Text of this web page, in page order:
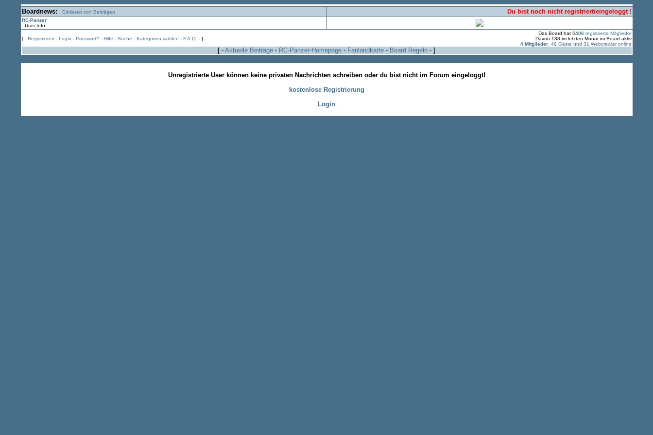
Boardnews: Editieren von Beiträgen Du bist noch nicht registriert/eingeloggt !
RC-Panzer
User-Info
[ - Registrieren - Login - Passwort? - Hilfe - Suche - Kategorien wählen - F.A.Q. - ]
Das Board hat 5406registrierte Mitglieder
Davon 138 im letzten Monat im Board aktiv
4 Mitglieder, 49 Gäste und 31 Webcrawler online
[ - Aktuelle Beiträge - RC-Panzer-Homepage - Fanlandkarte - Board Regeln - ]
Unregistrierte User können keine privaten Nachrichten schreiben oder du bist nicht im Forum eingeloggt!
kostenlose Registrierung
Login